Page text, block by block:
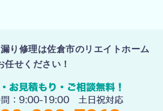
り修理は佐倉市のリエイトホーム
任せください！